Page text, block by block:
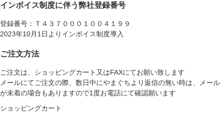
インボイス制度に伴う弊社登録番号
登録番号：Ｔ４３７０００１００４１９９
2023年10月1日よりインボイス制度導入
ご注文方法
ご注文は、ショッピングカート又はFAXにてお願い致します
メールにてご注文の際、数日中にやまぐちより返信の無い時は、メール
が未着の場合もありますので1度お電話にて確認願います
ショッピングカート